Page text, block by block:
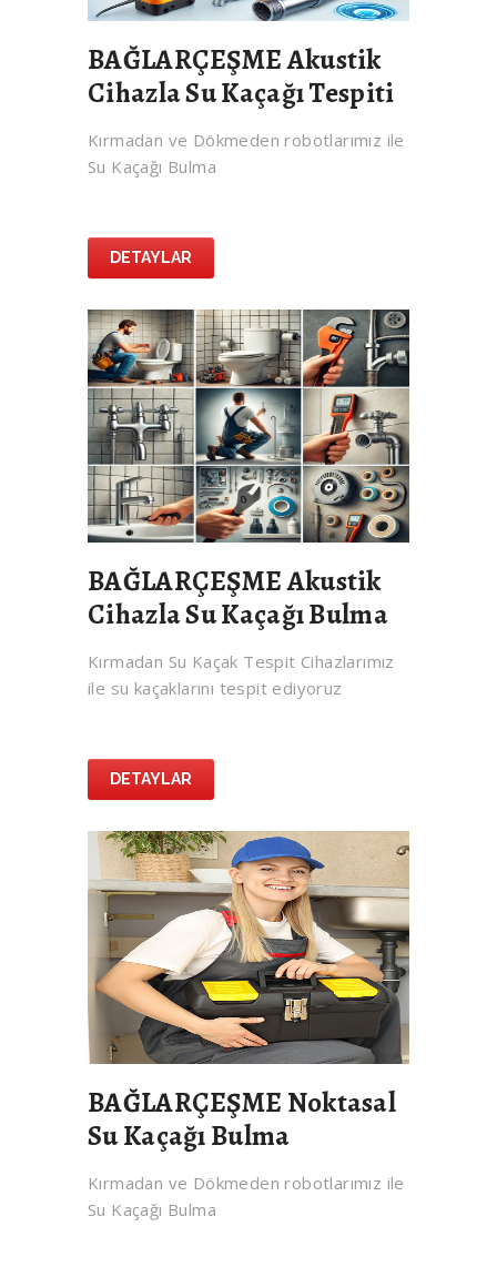
BAĞLARÇEŞME Akustik
Cihazla Su Kaçağı Tespiti
Kırmadan ve Dökmeden robotlarımız ile
Su Kaçağı Bulma
DETAYLAR
BAĞLARÇEŞME Akustik
Cihazla Su Kaçağı Bulma
Kırmadan Su Kaçak Tespit Cihazlarımız
ile su kaçaklarını tespit ediyoruz
DETAYLAR
BAĞLARÇEŞME Noktasal
Su Kaçağı Bulma
Kırmadan ve Dökmeden robotlarımız ile
Su Kaçağı Bulma